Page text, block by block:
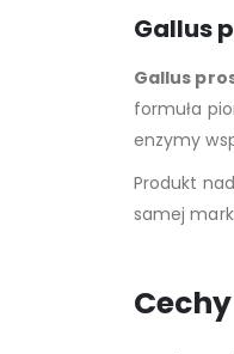
Gallus
Gallus
formuła
enzymy
Produkt
samej